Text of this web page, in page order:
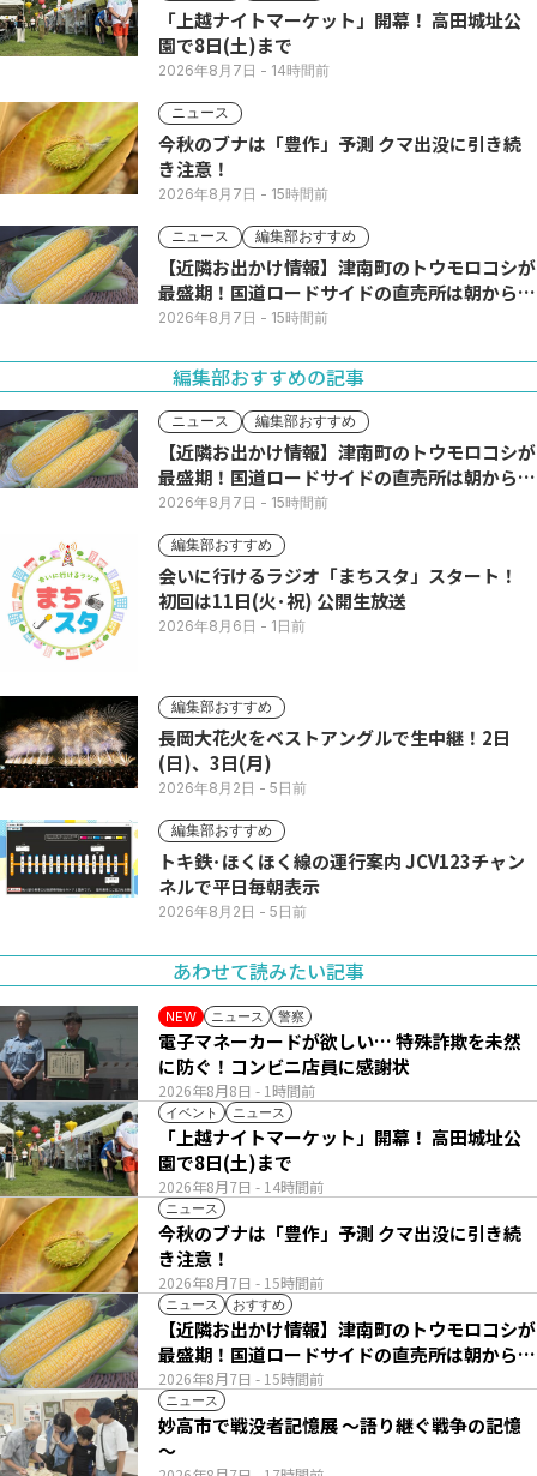
「上越ナイトマーケット」開幕！ 高田城址公
園で8日(土)まで
2026年8月7日 - 14時間前
ニュース
今秋のブナは「豊作」予測 クマ出没に引き続
き注意！
2026年8月7日 - 15時間前
ニュース 編集部おすすめ
【近隣お出かけ情報】津南町のトウモロコシが
最盛期！国道ロードサイドの直売所は朝から長
い列
2026年8月7日 - 15時間前
編集部おすすめの記事
ニュース 編集部おすすめ
【近隣お出かけ情報】津南町のトウモロコシが
最盛期！国道ロードサイドの直売所は朝から長
い列
2026年8月7日 - 15時間前
編集部おすすめ
会いに行けるラジオ「まちスタ」スタート！
初回は11日(火･祝) 公開生放送
2026年8月6日 - 1日前
編集部おすすめ
長岡大花火をベストアングルで生中継！2日
(日)、3日(月)
2026年8月2日 - 5日前
編集部おすすめ
トキ鉄･ほくほく線の運行案内 JCV123チャン
ネルで平日毎朝表示
2026年8月2日 - 5日前
あわせて読みたい記事
NEW ニュース 警察
2026年8月8日 - 1時間前
電子マネーカードが欲しい… 特殊詐欺を未然
に防ぐ！コンビニ店員に感謝状
イベント ニュース
2026年8月7日 - 14時間前
「上越ナイトマーケット」開幕！ 高田城址公
園で8日(土)まで
ニュース
2026年8月7日 - 15時間前
今秋のブナは「豊作」予測 クマ出没に引き続
き注意！
ニュース おすすめ
2026年8月7日 - 15時間前
【近隣お出かけ情報】津南町のトウモロコシが
最盛期！国道ロードサイドの直売所は朝から長
い列
ニュース
妙高市で戦没者記憶展 ～語り継ぐ戦争の記憶
～